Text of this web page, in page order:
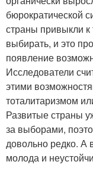
бюрократической
страны привыкли к
выбирать, и это
появление
Исследователи
этими
тоталитаризмом
Развитые страны
за выборами,
довольно редко. А
молода и